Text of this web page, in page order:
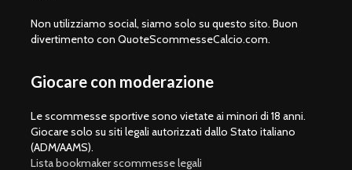
Non utilizziamo social, siamo solo su questo sito. Buon
divertimento con QuoteScommesseCalcio.com.
Giocare con moderazione
Le scommesse sportive sono vietate ai minori di 18 anni.
Giocare solo su siti legali autorizzati dallo Stato italiano
(ADM/AAMS).
Lista bookmaker scommesse legali